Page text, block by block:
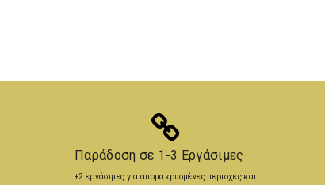
Παράδοση σε 1-3 Εργάσιμες
+2 εργάσιμες για απομακρυσμένες περιοχές και